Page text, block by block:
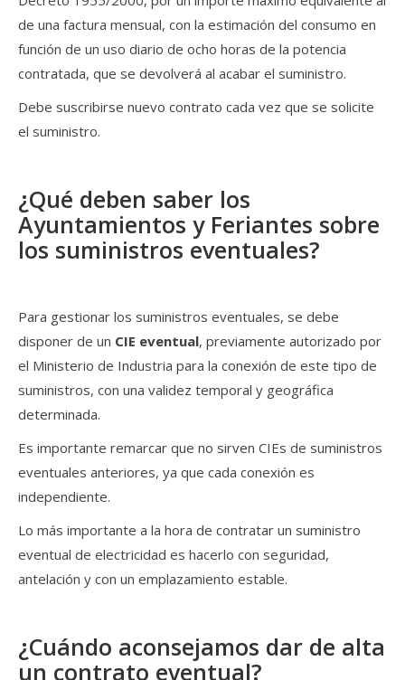
de una factura mensual, con la estimación del consumo en
función de un uso diario de ocho horas de la potencia
contratada, que se devolverá al acabar el suministro.
Debe suscribirse nuevo contrato cada vez que se solicite
el suministro.
¿Qué deben saber los
Ayuntamientos y Feriantes sobre
los suministros eventuales?
Para gestionar los suministros eventuales, se debe
disponer de un CIE eventual, previamente autorizado por
el Ministerio de Industria para la conexión de este tipo de
suministros, con una validez temporal y geográfica
determinada.
Es importante remarcar que no sirven CIEs de suministros
eventuales anteriores, ya que cada conexión es
independiente.
Lo más importante a la hora de contratar un suministro
eventual de electricidad es hacerlo con seguridad,
antelación y con un emplazamiento estable.
¿Cuándo aconsejamos dar de alta
un contrato eventual?